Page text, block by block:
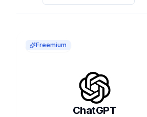
Freemium
ChatGPT